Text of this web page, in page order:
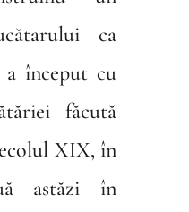
ca
a început cu
făcută
XIX, în
astăzi în